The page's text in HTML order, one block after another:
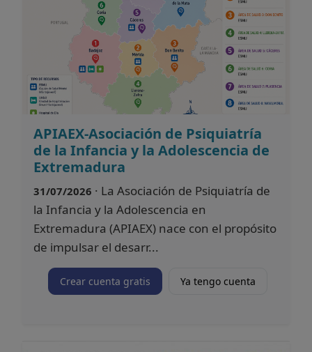
APIAEX-Asociación de Psiquiatría
de la Infancia y la Adolescencia de
Extremadura
31/07/2026 · La Asociación de Psiquiatría de
la Infancia y la Adolescencia en
Extremadura (APIAEX) nace con el propósito
de impulsar el desarr...
Crear cuenta gratis Ya tengo cuenta